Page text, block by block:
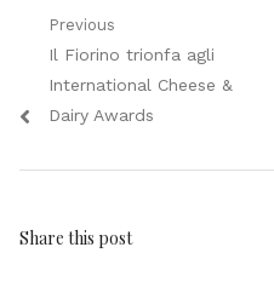
Navigazione
articoli
Previous
Previous
post:
Il Fiorino trionfa agli
International Cheese &
Dairy Awards
Share this post